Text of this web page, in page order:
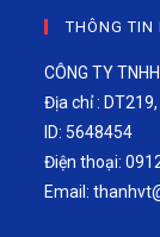
THÔNG TIN
CÔNG TY
Địa chỉ :
ID: 5648454
Điện thoại:
Email: